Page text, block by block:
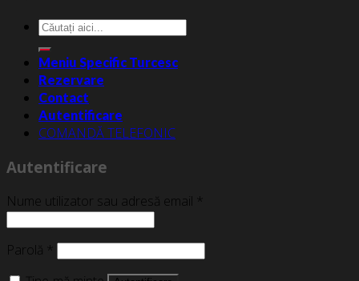
Caută
după:
Meniu Specific Turcesc
Rezervare
Contact
Autentificare
COMANDĂ TELEFONIC
Autentificare
Nume utilizator sau adresă email *
Parolă *